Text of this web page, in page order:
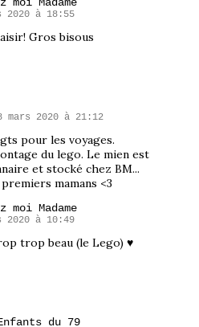
moi Madame
2020 à 18:55
Gros bisous
mars 2020 à 21:12
pour les voyages.
du lego. Le mien est
et stocké chez BM...
mamans <3
moi Madame
2020 à 10:49
trop beau (le Lego) ♥
du 79